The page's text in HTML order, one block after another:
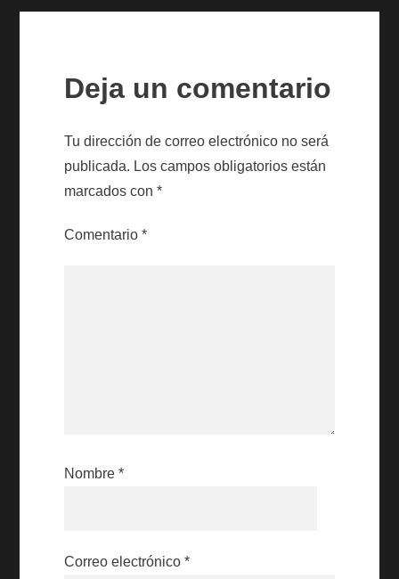
Deja un comentario
Tu dirección de correo electrónico no será
publicada. Los campos obligatorios están
marcados con*
Comentario*
Nombre*
Correo electrónico*